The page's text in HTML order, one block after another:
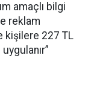
amaçlı bilgi
reklam
kişilere 227 TL